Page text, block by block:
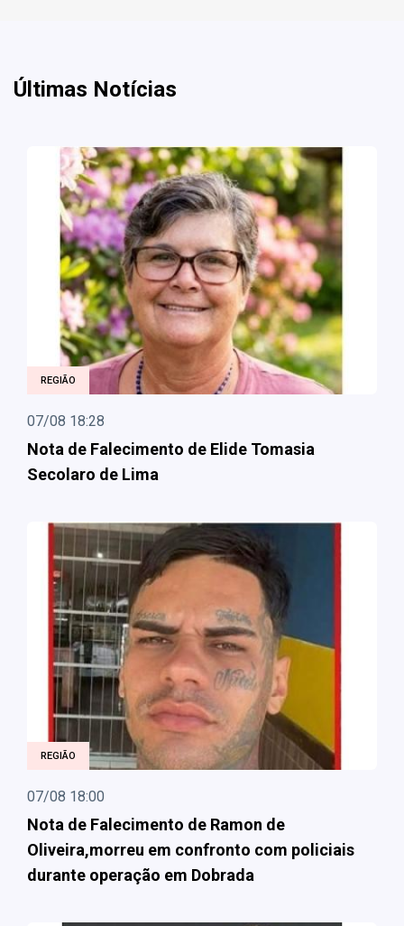
Últimas Notícias
REGIÃO
07/08 18:28
Nota de Falecimento de Elide Tomasia
Secolaro de Lima
REGIÃO
07/08 18:00
Nota de Falecimento de Ramon de
Oliveira,morreu em confronto com policiais
durante operação em Dobrada